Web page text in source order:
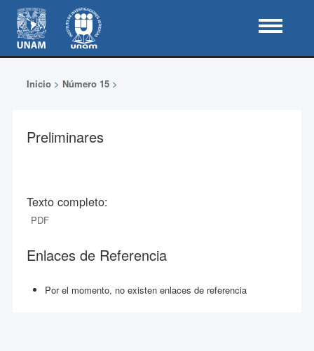
Inicio> Número 15>
Preliminares
Texto completo:
PDF
Enlaces de Referencia
Por el momento, no existen enlaces de referencia